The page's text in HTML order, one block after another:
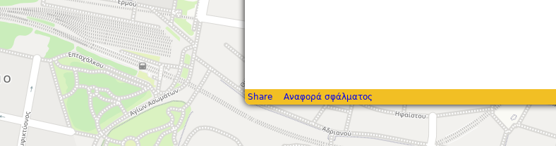
Share Αναφορά σφάλματος